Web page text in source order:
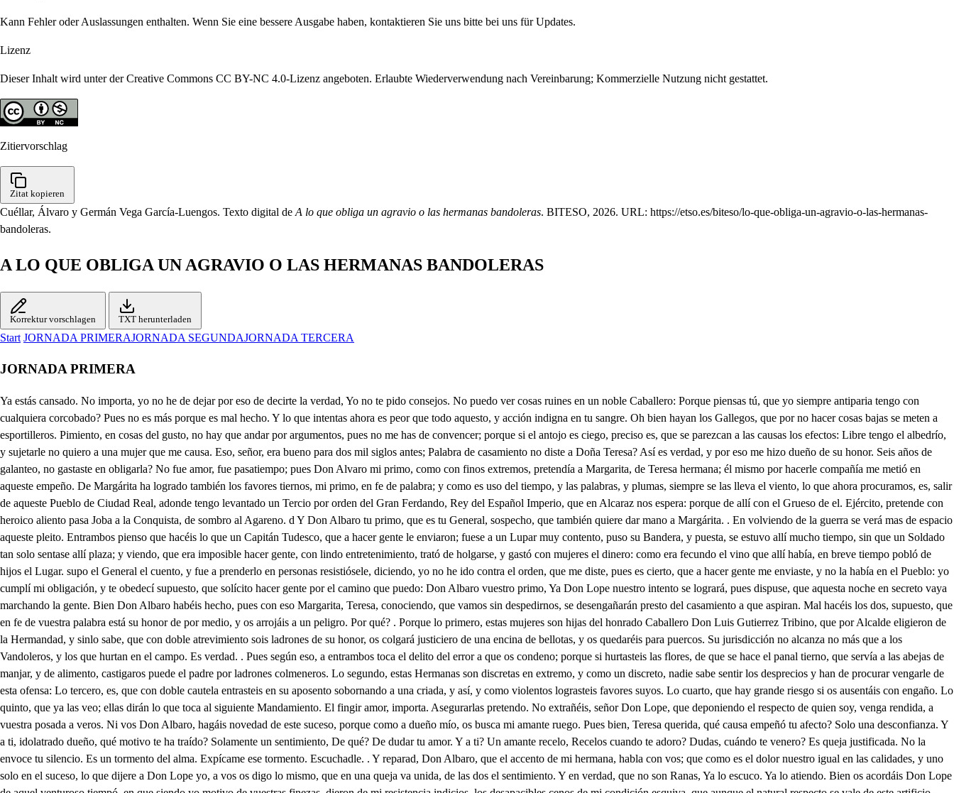
Kann Fehler oder Auslassungen enthalten. Wenn Sie eine bessere Ausgabe haben, kontaktieren Sie uns bitte bei uns für Updates.
Lizenz
Dieser Inhalt wird unter der Creative Commons CC BY-NC 4.0-Lizenz angeboten. Erlaubte Wiederverwendung nach Vereinbarung; Kommerzielle Nutzung nicht gestattet.
Zitiervorschlag
Zitat kopieren
Cuéllar, Álvaro y Germán Vega García-Luengos. Texto digital de A lo que obliga un agravio o las hermanas bandoleras. BITESO, 2026. URL: https://etso.es/biteso/lo-que-obliga-un-agravio-o-las-hermanas-
bandoleras.
A LO QUE OBLIGA UN AGRAVIO O LAS HERMANAS BANDOLERAS
Korrektur vorschlagen TXT herunterladen
Start JORNADA PRIMERAJORNADA SEGUNDAJORNADA TERCERA
JORNADA PRIMERA
Ya estás cansado. No importa, yo no he de dejar por eso de decirte la verdad, Yo no te pido consejos. No puedo ver cosas ruines en un noble Caballero: Porque piensas tú, que yo siempre antiparia tengo con cualquiera corcobado? Pues no es más porque es mal hecho. Y lo que intentas ahora es peor que todo aquesto, y acción indigna en tu sangre. Oh bien hayan los Gallegos, que por no hacer cosas bajas se meten a esportilleros. Pimiento, en cosas del gusto, no hay que andar por argumentos, pues no me has de convencer; porque si el antojo es ciego, preciso es, que se parezcan a las causas los efectos: Libre tengo el albedrío, y sujetarle no quiero a una mujer que me causa. Eso, señor, era bueno para dos mil siglos antes; Palabra de casamiento no diste a Doña Teresa? Así es verdad, y por eso me hizo dueño de su honor. Seis años de galanteo, no gastaste en obligarla? No fue amor, fue pasatiempo; pues Don Alvaro mi primo, como con finos extremos, pretendía a Margarita, de Teresa hermana; él mismo por hacerle compañía me metió en aqueste empeño. De Margárita ha logrado también los favores tiernos, mi primo, en fe de palabra; y como es uso del tiempo, y las palabras, y plumas, siempre se las lleva el viento, lo que ahora procuramos, es, salir de aqueste Pueblo de Ciudad Real, adonde tengo levantado un Tercio por orden del Gran Ferdando, Rey del Español Imperio, que en Alcaraz nos espera: porque de allí con el Grueso de el. Ejército, pretende con heroico aliento pasa Joba a la Conquista, de sombro al Agareno. d Y Don Albaro tu primo, que es tu General, sospecho, que también quiere dar mano a Margárita. . En volviendo de la guerra se verá mas de espacio aqueste pleito. Entrambos pienso que hacéis lo que un Capitán Tudesco, que a hacer gente le enviaron; fuese a un Lupar muy contento, puso su Bandera, y puesta, se estuvo allí mucho tiempo, sin que un Soldado tan solo sentase allí plaza; y viendo, que era imposible hacer gente, con lindo entretenimiento, trató de holgarse, y gastó con mujeres el dinero: como era fecundo el vino que allí había, en breve tiempo pobló de hijos el Lugar. supo el General el cuento, y fue a prenderlo en personas resistiósele, diciendo, yo no he ido contra el orden, que me diste, pues es cierto, que a hacer gente me enviaste, y no la había en el Pueblo: yo cumplí mi obligación, y te obedecí supuesto, que solícito hacer gente por el camino que puedo: Don Albaro vuestro primo, Ya Don Lope nuestro intento se logrará, pues dispuse, que aquesta noche en secreto vaya marchando la gente. Bien Don Albaro habéis hecho, pues con eso Margarita, Teresa, conociendo, que vamos sin despedirnos, se desengañarán presto del casamiento a que aspiran. Mal hacéis los dos, supuesto, que en fe de vuestra palabra está su honor de por medio, y os arrojáis a un peligro. Por qué? . Porque lo primero, estas mujeres son hijas del honrado Caballero Don Luis Gutierrez Tribino, que por Alcalde eligieron de la Hermandad, y sinlo sabe, que con doble atrevimiento sois ladrones de su honor, os colgará justiciero de una encina de bellotas, y os quedaréis para puercos. Su jurisdicción no alcanza no más que a los Vandoleros, y los que hurtan en el campo. Es verdad. . Pues según eso, a entrambos toca el delito del error a que os condeno; porque si hurtasteis las flores, de que se hace el panal tierno, que servía a las abejas de manjar, y de alimento, castigaros puede el padre por ladrones colmeneros. Lo segundo, estas Hermanas son discretas en extremo, y como un discreto, nadie sabe sentir los desprecios y han de procurar vengarle de esta ofensa: Lo tercero, es, que con doble cautela entrasteis en su aposento sobornando a una criada, y así, y como violentos lograsteis favores suyos. Lo cuarto, que hay grande riesgo si os ausentáis con engaño. Lo quinto, que ya las veo; ellas dirán lo que toca al siguiente Mandamiento. El fingir amor, importa. Asegurarlas pretendo. No extrañéis, señor Don Lope, que deponiendo el respecto de quien soy, venga rendida, a vuestra posada a veros. Ni vos Don Albaro, hagáis novedad de este suceso, porque como a dueño mío, os busca mi amante ruego. Pues bien, Teresa querida, qué causa empeñó tu afecto? Solo una desconfianza. Y a ti, idolatrado dueño, qué motivo te ha traído? Solamente un sentimiento, De qué? De dudar tu amor. Y a ti? Un amante recelo, Recelos cuando te adoro? Dudas, cuándo te venero? Es queja justificada. No la envoce tu silencio. Es un tormento del alma. Expícame ese tormento. Escuchadle. . Y reparad, Don Albaro, que el accento de mi hermana, habla con vos; que como es el dolor nuestro igual en las calidades, y uno solo en el suceso, lo que dijere a Don Lope yo, a vos os digo lo mismo, que en una queja va unida, de las dos el sentimiento. Y en verdad, que no son Ranas, Ya lo escuco. Ya lo atiendo. Bien os acordáis Don Lope de aquel venturoso tiempó, en que siendo yo motivo de vuestras finezas, dieron de mi resistencia indicios, los desapacibles cenos de mi condición esquiva, que aunque el natural respecto se vale de este artificio, para ostentar lo modesto: solo en mí no ha sido estudio, sino un recato, un despego, un desdén, una aspereza, una aversión, que vos mismo, de penasco endurecido le disteis nombre aquel tiempo, que con amantes aplausos de músicas, y festejos, dabáis al Mar lo llorado, y lo suspirado al viento. Risco fui: mas como suele templado humilde arroyuelo, con repetidos hálagos, ir limando a curso lento lo indócil del bruto escollo: no de otra suerte en mi pecho, vuestra amorora porfía fue el carino introduciendo, tanto, que el rebelde odio, acostumbrado al estruendo de aquella amante armonía, se fue poco a poco haciendo menos ingrata a la queja: con que ya de vuestro ruego, me sonaban apacibles en el corazón los ecos. Lo que nació de este agrado, ya vos lo sabéis, no quiero hacer hoy de mi desgracia, cargo a vuestro atrevimiento; pues asentado, que yo fuese cómplice en el yerro, no es circunstancia que impida, a que, como Caballero, cumpláis de vuestra palabra el inviolable precepto. El daros la posesión de mi amor, fue con pretexto, de que en la siguiente Aurora, coronaría el tropeo de vuestro amor mi esperanza, con aquel dichoso afecto de ser mi esposo: han pasado muchos días, y en vos la solicitud, que esperaban mis deseos, ni aquel semblante apacible, ni aquellos carinos tiernos, que publicabáis amante; con que dudosa, solpecho, que me ha faltado lo hermoso, o a vos, Don Lope, lo atento. No extrañéis que desconfíe, porque como el bien que espero consiste en una palabra, que se compone de viento, y está se forma tal vez sin aprobación del pecho; qué dicha estara segura, sobre tan frágil cimiento? He sabido que intentáis aquesta noche en secreto partiros, sin darme parte de vuestra ausencia; y no creo; que quepa en tan noble sangre tan cauteloso desprecio: pues primero faltara la luz al Sol, humo al fuego, agua al Mar; mudanza al aire, que duden mis pensamientos de vuestra atención, y estilo los antiguos privilegios. Y así, para asegurarme de aqueste susto, y recelo, que contra mi honor se oponen villanamente groseros. Cumblid hoy vuestra promesa, que esta fineza os merezco, no por quien soy, sino solo, por lo que os estimo, y quiero. Pero mal dije, a quien sois debéis la atención primero, que a mi amor, pues si antepuse lo vano, a lo de más peso, fue, porque es propió en los hombres pagar mal, porque más presto darán, por galantería, que pagar la deuda al dueño. Mi nobleza es conocida, iguales nos hizo el Cielo en calidad, haced vos, que no sea mi honor menos. De Luis Gutierrez Tribino. mi padre, os mueva el respecto, dad ese triunfo a sus canas, y me libraréis de un riesgo; que aunque en secreto ha pasado de vuestro amor el empeño, del honor que en vista es lince, no están seguros los lejos. A esto vengo solamente; y si tibio, o desatento, me dilatáis la esperarza a otro plazo; vive el Cielo, que del desprecio irritada, que con ese propio acero, que al lado traéis, yo misma me dé la muerte, a despechos de mi agravio; y que a vos mismo os arranque del vil pecho el corazón a pedazos: pero qué he dicho? el afecto se dejo llevar furioso de la voz del sentimiento. No estuve en mí, Lope mío, perdóname el desacierto, pues bien sé, que para el noble, la amenaza no es buen medio, y más siendo de mujer; que en la de mayor aliento; solo es su defensa el llanto, y su batería el ruego. Haced vos, como quien sois, tenga mi agradecimiento parte en vuestra bizarría, que la duda, que padezco, la da mi desconfianza, y no extrañéis el exceso, que como no soy dichosa, cualquiera mudanza temo: Mas que de esposa, de esclava os serviré, si el contento me lográis de esta ventura, vuestra palabra cumpliendo. Porque cesen mis pesares, porque acaben mis recelos, porque comiencen mis dichas, porque mueran mis tormentos: que para andar como honrada, y vos como Caballero, ni yo puedo esperar más, ni vos podéis hacer menos. No niego, hermosa Teresa, la obligación que te debo: pero me haces cargo injusto, en pensar que yo pretendo dilatar una fineza. que más que tú la deseo. Bien sabes que propusimos, dar parte a tu padre de ello, y pedirte por esposa, para honestar con aquesto la posesión venturosa, que merecí de tu afecto. Mas, puesto que desconfías de mi fineza, no quiero, sino que esta noche propia se celebren mis contentos, porque tu salgas de un susto, y yo logre este tropeo. Eso mismo a Margarita le respendo, y le prometo; porque son tan parecidos de nuestro amor los sucesos, que lo que vos con Teresa, con Margárita hacer pienso, dándola también la mano: Así engañarla pretendo porque en saliendo de aquí marchar con la gente intento. Volveos a casa las dos, que me pesa; vive el Cielo, que vuestra desconfianza os moviese a estos extremos; Así mi engaño consigo. . Siempre de tu hidalgo pecho, esperé tan feliz logro. Vanos fueron mis recelos, pues siempre me aseguré, que vos Don Alvaro, atento, cumpliriáis la promesa, como noble Caballero. Adiós, Teresa querida. Adiós, adorado dueño. Adiós, Margárita